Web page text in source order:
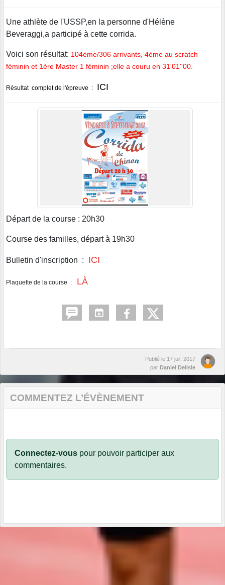
Une athlète de l'USSP,en la personne d'Hélène
Beveraggi,a participé à cette corrida.
Voici son résultat: 104ème/306 arrivants, 4ème au scratch
féminin et 1ère Master 1 féminin ;elle a couru en 31'01''00.
Résultat complet de l'épreuve : ICI
Départ de la course : 20h30
Course des familles, départ à 19h30
Bulletin d'inscription : ICI
Plaquette de la course : LÀ
Publié le 17 juil. 2017
par Daniel Delisle
COMMENTEZ L’ÉVÈNEMENT
Connectez-vous pour pouvoir participer aux
commentaires.